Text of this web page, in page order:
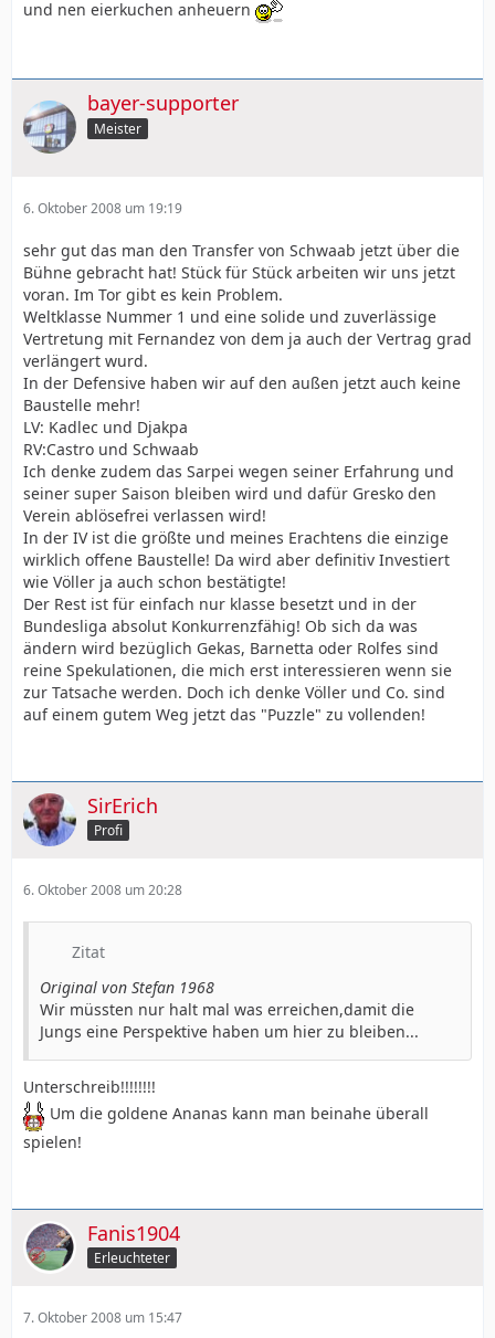
und nen eierkuchen anheuern
bayer-supporter
Meister
6. Oktober 2008 um 19:19
sehr gut das man den Transfer von Schwaab jetzt über die
Bühne gebracht hat! Stück für Stück arbeiten wir uns jetzt
voran. Im Tor gibt es kein Problem.
Weltklasse Nummer 1 und eine solide und zuverlässige
Vertretung mit Fernandez von dem ja auch der Vertrag grad
verlängert wurd.
In der Defensive haben wir auf den außen jetzt auch keine
Baustelle mehr!
LV: Kadlec und Djakpa
RV:Castro und Schwaab
Ich denke zudem das Sarpei wegen seiner Erfahrung und
seiner super Saison bleiben wird und dafür Gresko den
Verein ablösefrei verlassen wird!
In der IV ist die größte und meines Erachtens die einzige
wirklich offene Baustelle! Da wird aber definitiv Investiert
wie Völler ja auch schon bestätigte!
Der Rest ist für einfach nur klasse besetzt und in der
Bundesliga absolut Konkurrenzfähig! Ob sich da was
ändern wird bezüglich Gekas, Barnetta oder Rolfes sind
reine Spekulationen, die mich erst interessieren wenn sie
zur Tatsache werden. Doch ich denke Völler und Co. sind
auf einem gutem Weg jetzt das "Puzzle" zu vollenden!
SirErich
Profi
6. Oktober 2008 um 20:28
Zitat
Original von Stefan 1968
Wir müssten nur halt mal was erreichen,damit die
Jungs eine Perspektive haben um hier zu bleiben...
Unterschreib!!!!!!!!
Um die goldene Ananas kann man beinahe überall
spielen!
Fanis1904
Erleuchteter
7. Oktober 2008 um 15:47